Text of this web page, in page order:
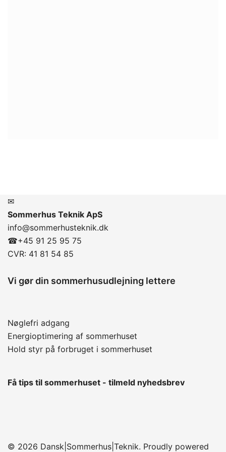
✉
Sommerhus Teknik ApS
info@sommerhusteknik.dk
☎+45 91 25 95 75
CVR: 41 81 54 85
Vi gør din sommerhusudlejning lettere
Nøglefri adgang
Energioptimering af sommerhuset
Hold styr på forbruget i sommerhuset
Få tips til sommerhuset - tilmeld nyhedsbrev
© 2026 Dansk|Sommerhus|Teknik. Proudly powered